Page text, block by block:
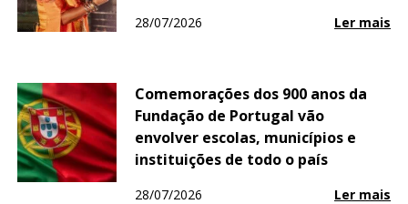
28/07/2026 Ler mais
Comemorações dos 900 anos da
Fundação de Portugal vão
envolver escolas, municípios e
instituições de todo o país
28/07/2026 Ler mais